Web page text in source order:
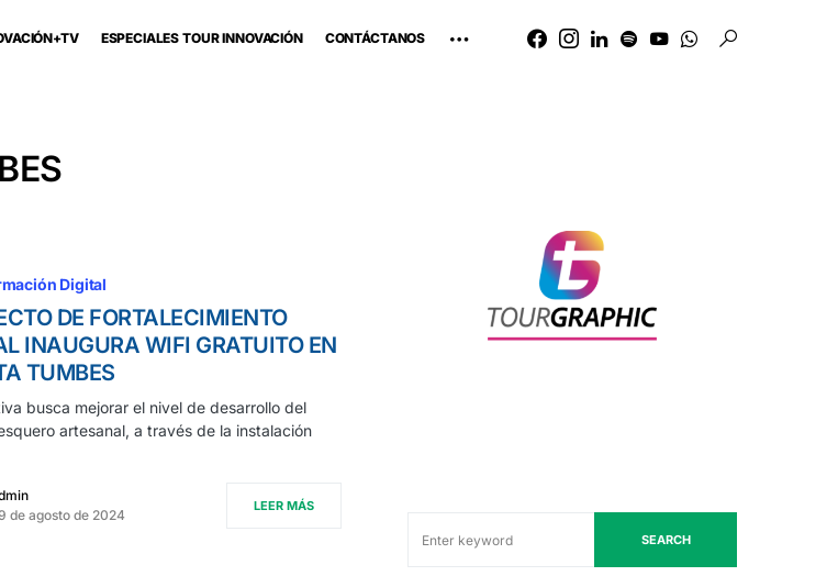
ESPECIALES TOUR INNOVACIÓN CONTÁCTANOS
Digital
DE FORTALECIMIENTO
INAUGURA WIFI GRATUITO EN
TUMBES
busca mejorar el nivel de desarrollo del
artesanal, a través de la instalación
de agosto de 2024
LEER MÁS
SEARCH